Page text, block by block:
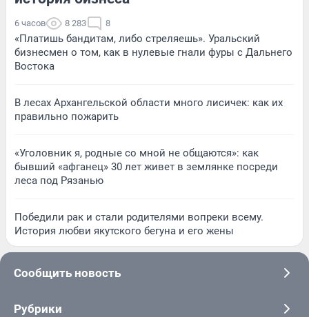
6 часов 8 283 8
«Платишь бандитам, либо стреляешь». Уральский
бизнесмен о том, как в нулевые гнали фуры с Дальнего
Востока
В лесах Архангельской области много лисичек: как их
правильно пожарить
«Уголовник я, родные со мной не общаются»: как
бывший «афганец» 30 лет живет в землянке посреди
леса под Рязанью
Победили рак и стали родителями вопреки всему.
История любви якутского бегуна и его жены
Сообщить новость
Рубрики